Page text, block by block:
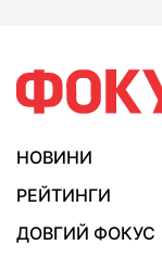
НОВИНИ
РЕЙТИНГИ
ДОВГИЙ ФОКУС